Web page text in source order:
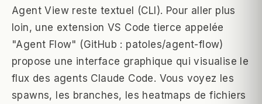
Agent View reste textuel (CLI). Pour aller plus
loin, une extension VS Code tierce appelée
"Agent Flow" (GitHub : patoles/agent-flow)
propose une interface graphique qui visualise le
flux des agents Claude Code. Vous voyez les
spawns, les branches, les heatmaps de fichiers